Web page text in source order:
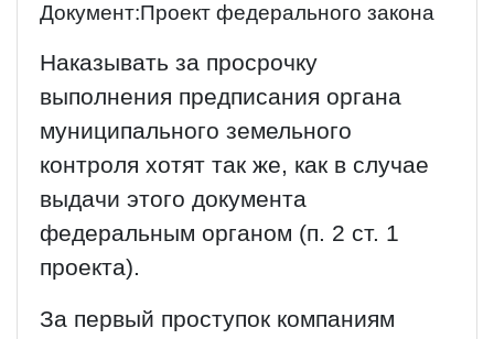
Документ:Проект федерального закона
Наказывать за просрочку
выполнения предписания органа
муниципального земельного
контроля хотят так же, как в случае
выдачи этого документа
федеральным органом (п. 2 ст. 1
проекта).
За первый проступок компаниям